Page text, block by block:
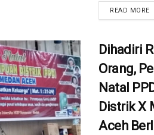
READ MORE
Dihadiri
Orang,
Natal
Distrik X
Aceh